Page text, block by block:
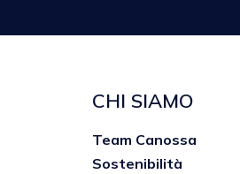
CHI SIAMO
Team Canossa
Sostenibilità